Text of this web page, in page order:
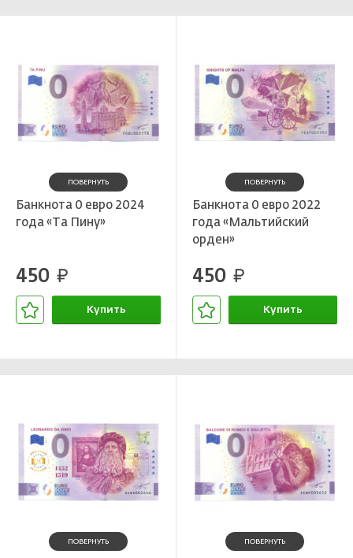
ПОВЕРНУТЬ
Банкнота 0 евро 2024
года «Та Пину»
450 руб.
Купить
ПОВЕРНУТЬ
Банкнота 0 евро 2022
года «Мальтийский
орден»
450 руб.
Купить
ПОВЕРНУТЬ ПОВЕРНУТЬ